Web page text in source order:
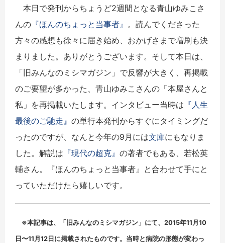
本日で発刊からちょうど2週間となる青山ゆみこさ
んの 『ほんのちょっと当事者』 。読んでくださった
方々の感想も徐々に届き始め、おかげさまで増刷も決
まりました。ありがとうございます。そして本日は、
「旧みんなのミシマガジン」で反響が大きく、再掲載
のご要望が多かった、青山ゆみこさんの「本屋さんと
私」を再掲載いたします。インタビュー当時は 『人生
最後のご馳走』 の単行本発刊からすぐにタイミングだ
ったのですが、なんと今年の9月には文庫にもなりま
した。解説は 『現代の超克』 の著者でもある、若松英
輔さん。『ほんのちょっと当事者』と合わせて手にと
っていただけたら嬉しいです。
※本記事は、「旧みんなのミシマガジン」にて、2015年11月10
日〜11月12日に掲載されたものです。 当時と病院の形態が変わっ